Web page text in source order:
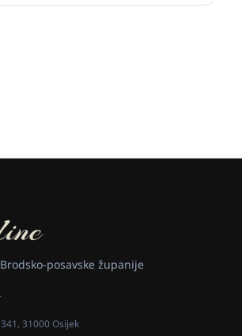
posavske županije
31000 Osijek